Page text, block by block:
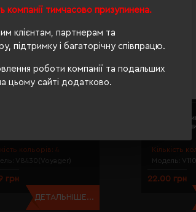
компанії тимчасово призупинена.
клієнтам, партнерам та
підтримку і багаторічну співпрацю.
роботи компанії та подальших
цьому сайті додатково.
кольорів: 4
V8430(Voyager)
грн
ДЕТАЛЬНІШЕ...
Кількість
Модель:
Брелок-
Recycled
22.00 грн